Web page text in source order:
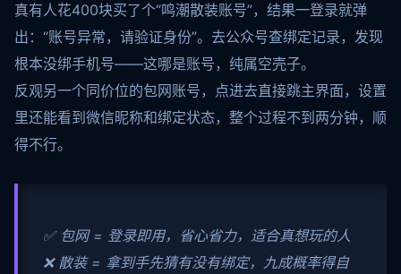
真有人花400块买了个“鸣潮散装账号”，结果一登录就弹
出：“账号异常，请验证身份”。去公众号查绑定记录，发现
根本没绑手机号——这哪是账号，纯属空壳子。
反观另一个同价位的包网账号，点进去直接跳主界面，设置
里还能看到微信昵称和绑定状态，整个过程不到两分钟，顺
得不行。
✅ 包网 = 登录即用，省心省力，适合真想玩的人
❌ 散装 = 拿到手先猜有没有绑定，九成概率得自